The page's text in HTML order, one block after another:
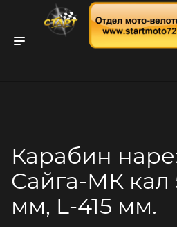
Карабин
Сайга-МК кал
мм, L-415 мм.